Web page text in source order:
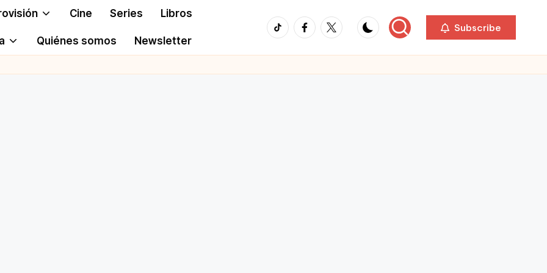
Cine Series Libros
Quiénes somos Newsletter
TikTokFacebook
Twitter Subscribe